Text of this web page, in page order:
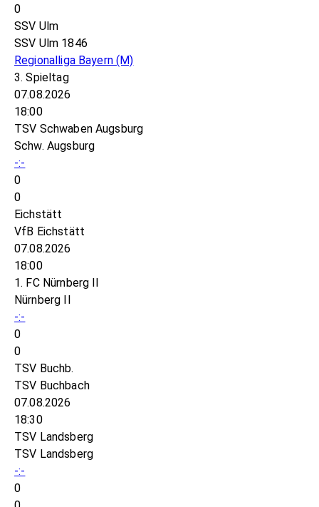
0
SSV Ulm
SSV Ulm 1846
Regionalliga Bayern(M)
3. Spieltag
07.08.2026
18:00
TSV Schwaben Augsburg
Schw. Augsburg
-:-
0
0
Eichstätt
VfB Eichstätt
07.08.2026
18:00
1. FC Nürnberg II
Nürnberg II
-:-
0
0
TSV Buchb.
TSV Buchbach
07.08.2026
18:30
TSV Landsberg
TSV Landsberg
-:-
0